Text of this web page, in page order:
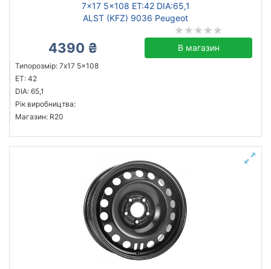
7x17 5x108 ET:42 DIA:65,1
ALST (KFZ) 9036 Peugeot
4390 ₴ В магазин
Типорозмір: 7x17 5x108
ET: 42
DIA: 65,1
Рік виробництва:
Магазин: R20